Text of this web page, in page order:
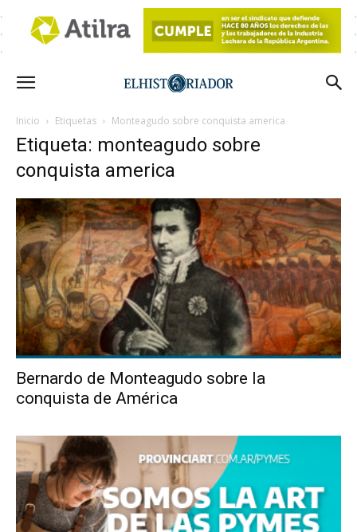
Inicio Etiquetas Monteagudo sobre conquista america
Etiqueta: monteagudo sobre
conquista america
Bernardo de Monteagudo sobre la
conquista de América